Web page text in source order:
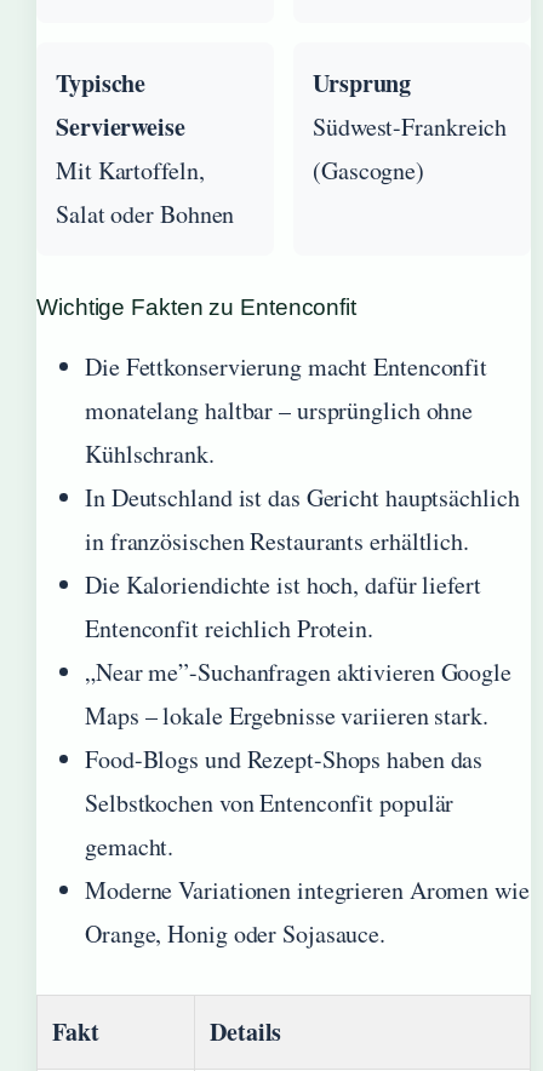
Typische
Servierweise
Mit Kartoffeln,
Salat oder Bohnen
Ursprung
Südwest-Frankreich
(Gascogne)
Wichtige Fakten zu Entenconfit
Die Fettkonservierung macht Entenconfit
monatelang haltbar – ursprünglich ohne
Kühlschrank.
In Deutschland ist das Gericht hauptsächlich
in französischen Restaurants erhältlich.
Die Kaloriendichte ist hoch, dafür liefert
Entenconfit reichlich Protein.
„Near me”-Suchanfragen aktivieren Google
Maps – lokale Ergebnisse variieren stark.
Food-Blogs und Rezept-Shops haben das
Selbstkochen von Entenconfit populär
gemacht.
Moderne Variationen integrieren Aromen wie
Orange, Honig oder Sojasauce.
Fakt Details